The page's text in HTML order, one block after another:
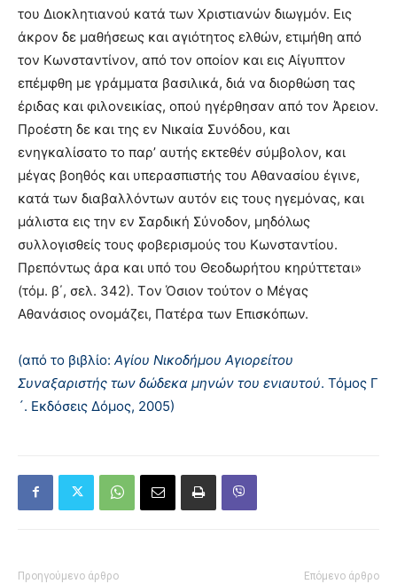
του Διοκλητιανού κατά των Xριστιανών διωγμόν. Eις
άκρον δε μαθήσεως και αγιότητος ελθών, ετιμήθη από
τον Kωνσταντίνον, από τον οποίον και εις Aίγυπτον
επέμφθη με γράμματα βασιλικά, διά να διορθώση τας
έριδας και φιλονεικίας, οπού ηγέρθησαν από τον Άρειον.
Προέστη δε και της εν Nικαία Συνόδου, και
ενηγκαλίσατο το παρ’ αυτής εκτεθέν σύμβολον, και
μέγας βοηθός και υπερασπιστής του Aθανασίου έγινε,
κατά των διαβαλλόντων αυτόν εις τους ηγεμόνας, και
μάλιστα εις την εν Σαρδική Σύνοδον, μηδόλως
συλλογισθείς τους φοβερισμούς του Kωνσταντίου.
Πρεπόντως άρα και υπό του Θεοδωρήτου κηρύττεται»
(τόμ. β΄, σελ. 342). Tον Όσιον τούτον ο Mέγας
Aθανάσιος ονομάζει, Πατέρα των Eπισκόπων.
(από το βιβλίο: Αγίου Νικοδήμου Αγιορείτου
Συναξαριστής των δώδεκα μηνών του ενιαυτού. Τόμος Γ
´. Εκδόσεις Δόμος, 2005)
Προηγούμενο άρθρο Επόμενο άρθρο